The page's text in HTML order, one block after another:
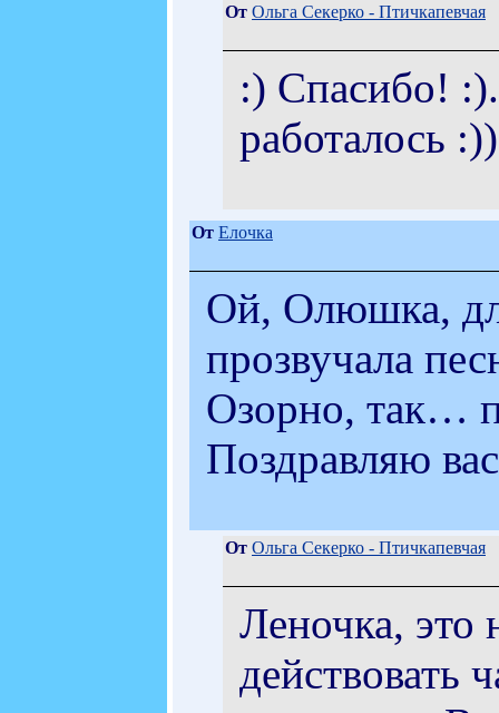
От Ольга Секерко - Птичкапевчая
:) Спасибо!
работалось
От Елочка
Ой, Олюшка,
прозвучала
Озорно, так…
Поздравляю
От Ольга Секерко - Птичкапевчая
Леночка, это
действовать